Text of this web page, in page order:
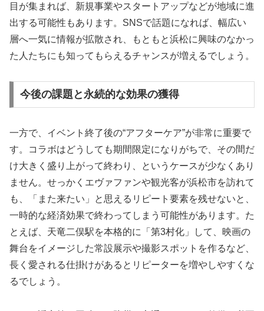
目が集まれば、新規事業やスタートアップなどが地域に進
出する可能性もあります。SNSで話題になれば、幅広い
層へ一気に情報が拡散され、もともと浜松に興味のなかっ
た人たちにも知ってもらえるチャンスが増えるでしょう。
今後の課題と永続的な効果の獲得
一方で、イベント終了後の“アフターケア”が非常に重要で
す。コラボはどうしても期間限定になりがちで、その間だ
け大きく盛り上がって終わり、というケースが少なくあり
ません。せっかくエヴァファンや観光客が浜松市を訪れて
も、「また来たい」と思えるリピート要素を残せないと、
一時的な経済効果で終わってしまう可能性があります。た
とえば、天竜二俣駅を本格的に「第3村化」して、映画の
舞台をイメージした常設展示や撮影スポットを作るなど、
長く愛される仕掛けがあるとリピーターを増やしやすくな
るでしょう。